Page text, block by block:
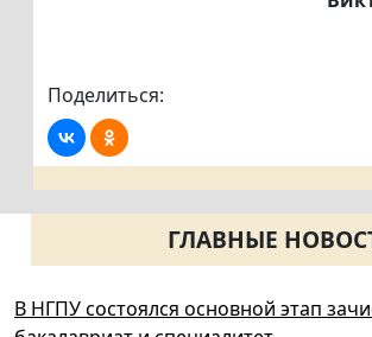
Поделиться:
ГЛАВНЫЕ
В НГПУ состоялся основной этап